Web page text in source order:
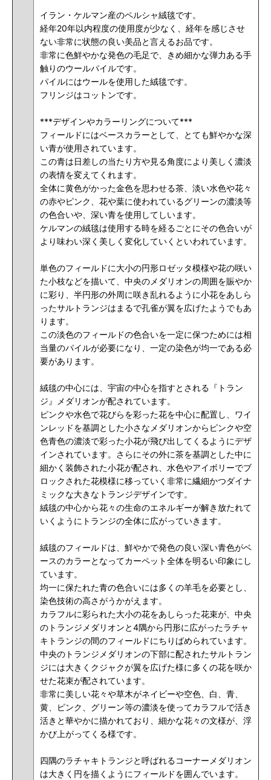
イラン・ケルマン産のペルシャ絨毯です。
経年20年以内程度の使用度が少なく、経年を感じさせ
ない非常に状態の良い美品と言えるお品です。
非常に色鮮やかな発色の毛足で、きめ細かな弾力ある手
触りのウールパイルです。
パイルにはウールを使用した絨毯です。
フリンジはコットンです。
***デザインやカラーリングについて***
フィールドにはベースカラーとして、とても鮮やかな深
い青が使用されています。
この青は日差しの当たり方や見る角度により美しく濃淡
の表情を変えてくれます。
全体に黄色がかった金色を思わせる茶、淡い水色や花々
の赤やピンク、花や葉に使われているグリーンの濃淡等
の色合いや 、深い青を使用してしいます。
ケルマンの絨毯は使用する時を経るごとにその色合いが
より味わい深く美しく変化していくといわれています。
単色のフィールドに大小の円形ロゼッタ模様や花の咲い
た小枝などを描いて、中央のメダリオンの周囲を賑やか
に彩り、 半円形の外周に咲き乱れるように小花をあしら
ったサルトランジはまるで孔雀が翼を広げたようでもあ
ります。
この淡色のフィールドの色合いを一定に保つためには相
当量のパイルが必要になり、一定の染色が均一である必
要があります。
絨毯の中心には、宇宙の中心を指すとされる『トラン
ジ』メダリオンが配されています。
ピンクや水色で花びらを彩った花を中心に配置し、ワイ
ンレッドを基調とした小さなメダリオンからピンクや空
色青色の濃淡で彩った小花が飛び出してくるようにデザ
インされています。さらにその外に茶を基調とした中に
細かく装飾された小花が配され、水色やアイボリーでブ
ロックされた花模様に移っていく非常に繊細かつダイナ
ミックな大きなトランジデザインです。
絨毯の中心から花々の生命のエネルギーが解き放たれて
いくようにトランジの全体に広がっていきます。
絨毯のフィールドは、鮮やかで発色の良い深い青色がベ
ースのカラーとなってカーペット全体を明るい印象にし
ています。
均一に保たれた青の色合いには多くの羊毛を必要とし、
染色技術の高さがうかがえます。
カラフルに彩られた大小の花をあしらった花束が、中央
のトランジメダリオンと4隅から円形に広がったラチャ
キトランジの間のフィールドにちりばめられています。
中央のトランジメダリオンの下部に配されたサルトラン
ジには大きくクジャクが翼を広げた様に多くの花を咲か
せた花束が配されています。
非常に美しい花々や草木がネイビーや空色、白、青、
黄、ピンク、グリーン等の濃淡を使ってカラフルで活き
活きと華やかに描かれており、細かな花々の文様が、浮
かび上がってくる様です。
四隅のラチャキトランジと呼ばれるコーナーメダリオン
は大きく円を描くようにフィールドを囲んでいます。